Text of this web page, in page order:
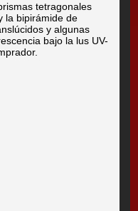
tetragonales
la bipirámide de
y algunas
bajo la lus UV-